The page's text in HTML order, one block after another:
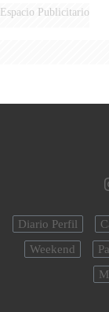
Espacio Publicitario
Diario Perfil
Weekend